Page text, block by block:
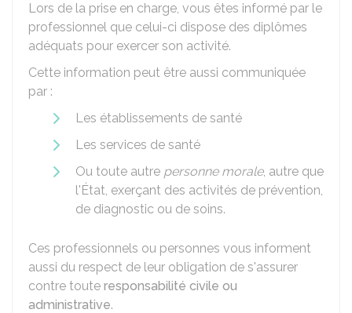
Lors de la prise en charge, vous êtes informé par le
professionnel que celui-ci dispose des diplômes
adéquats pour exercer son activité.
Cette information peut être aussi communiquée
par :
Les établissements de santé
Les services de santé
Ou toute autre personne morale, autre que
l'État, exerçant des activités de prévention,
de diagnostic ou de soins.
Ces professionnels ou personnes vous informent
aussi du respect de leur obligation de s'assurer
contre toute responsabilité civile ou
administrative.